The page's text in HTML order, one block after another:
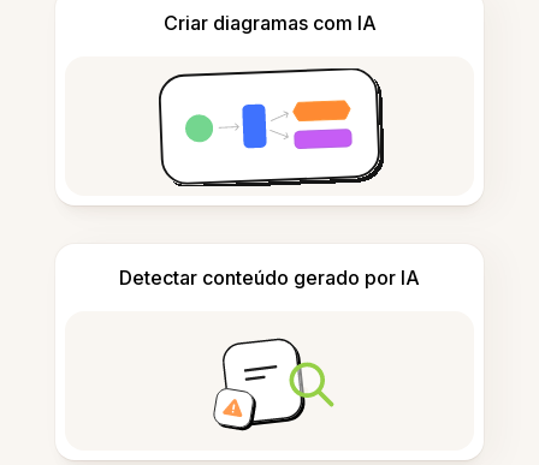
Criar diagramas com IA
Detectar conteúdo gerado por IA